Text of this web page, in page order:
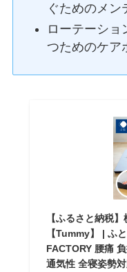
ぐためのメン
ローテーショ
つためのケア
【ふるさと納税
【Tummy】 | ふ
FACTORY 腰痛
通気性 全寝姿勢